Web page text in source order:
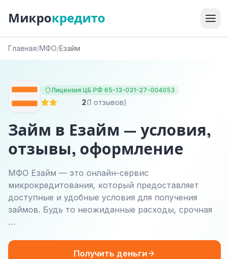
Микрокредито
Главная/МФО/Езайм
Лицензия ЦБ РФ 65-13-031-27-004053
2(1 отзывов)
Займ в Езайм — условия,
отзывы, оформление
МФО Езайм — это онлайн-сервис
микрокредитования, который предоставляет
доступные и удобные условия для получения
займов. Будь то неожиданные расходы, срочная
…
Получить деньги